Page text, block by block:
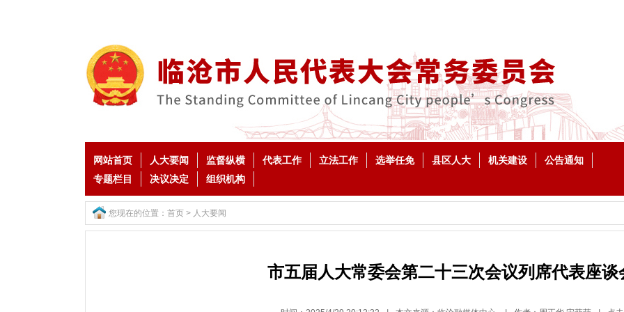
网站首页 人大要闻 监督纵横 代表工作 立法工作 选举任免 县区人大 机关建设
公告通知
专题栏目
决议决定 组织机构
您现在的位置： 首页 > 人大要闻
市五届人大常委会第二十三次会议列席代表座谈